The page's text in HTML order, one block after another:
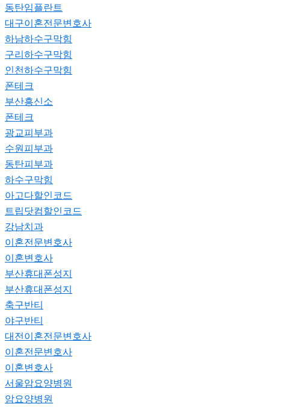
동탄임플란트
대구이혼전문변호사
하남하수구막힘
구리하수구막힘
인천하수구막힘
폰테크
부산흥신소
폰테크
광교피부과
수원피부과
동탄피부과
하수구막힘
아고다할인코드
트립닷컴할인코드
강남치과
이혼전문변호사
이혼변호사
부산휴대폰성지
부산휴대폰성지
축구반티
야구반티
대전이혼전문변호사
이혼전문변호사
이혼변호사
서울암요양병원
암요양병원